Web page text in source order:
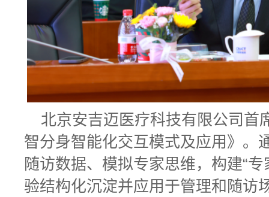
北京安吉迈医疗科技有限公司首
智分身智能化交互模式及应用》。
随访数据、模拟专家思维，构建“
验结构化沉淀并应用于管理和随访